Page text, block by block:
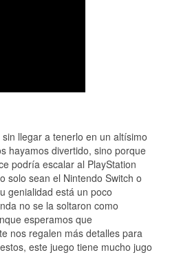
llegar a tenerlo en un altísimo
hayamos divertido, sino porque
podría escalar al PlayStation
solo sean el Nintendo Switch o
genialidad está un poco
no se la soltaron como
esperamos que
nos regalen más detalles para
este juego tiene mucho jugo